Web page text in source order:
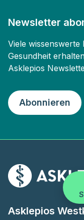
Newsletter
Viele
Gesundheit
Asklepios
Abonnieren
Asklepios